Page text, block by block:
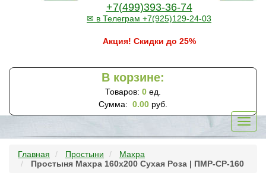
+7(499)393-36-74
✉ в Телеграм +7(925)129-24-03
Акция! Скидки до 25%
В корзине:
Товаров: 0 ед.
Сумма: 0.00 руб.
Главная Простыни
Махра
Простыня Махра 160х200 Сухая Роза | ПМР-СР-160